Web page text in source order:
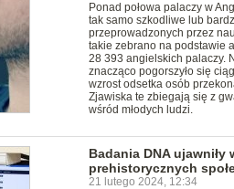
Ponad połowa palaczy w
tak samo szkodliwe lub
przeprowadzonych przez
takie zebrano na podstawie
28 393 angielskich palaczy.
znacząco pogorszyło się
wzrost odsetka osób
Zjawiska te zbiegają się z
wśród młodych ludzi.
Badania DNA ujawniły
prehistorycznych
21 lutego 2024, 12:34